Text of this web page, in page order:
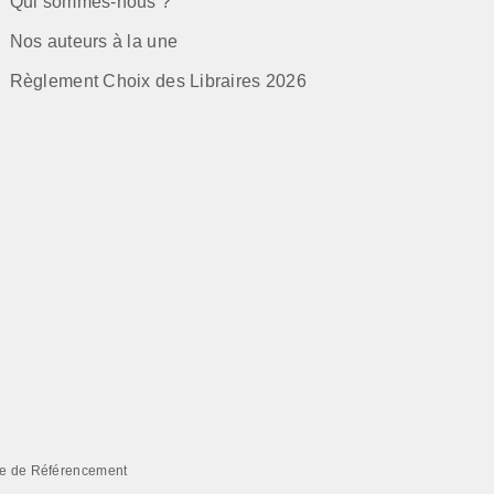
Nos auteurs à la une
Règlement Choix des Libraires 2026
de Référencement